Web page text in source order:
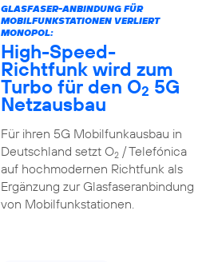
GLASFASER-ANBINDUNG FÜR
MOBILFUNKSTATIONEN VERLIERT
MONOPOL:
High-Speed-
Richtfunk wird zum
Turbo für den O2 5G
Netzausbau
Für ihren 5G Mobilfunkausbau in
Deutschland setzt O2/ Telefónica
auf hochmodernen Richtfunk als
Ergänzung zur Glasfaseranbindung
von Mobilfunkstationen.